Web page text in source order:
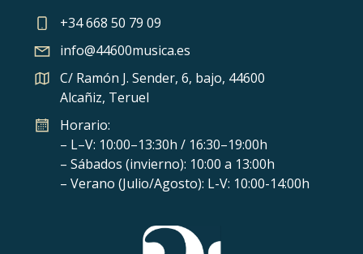
+34 668 50 79 09
info@44600musica.es
C/ Ramón J. Sender, 6, bajo, 44600
Alcañiz, Teruel
Horario:
– L–V: 10:00–13:30h / 16:30–19:00h
– Sábados (invierno): 10:00 a 13:00h
– Verano (Julio/Agosto): L-V: 10:00-14:00h